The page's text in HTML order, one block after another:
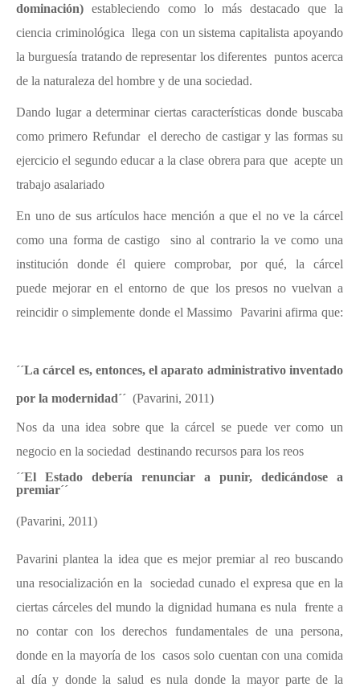
dominación) estableciendo como lo más destacado que la
ciencia criminológica llega con un sistema capitalista apoyando
la burguesía tratando de representar los diferentes puntos acerca
de la naturaleza del hombre y de una sociedad.
Dando lugar a determinar ciertas características donde buscaba
como primero Refundar el derecho de castigar y las formas su
ejercicio el segundo educar a la clase obrera para que acepte un
trabajo asalariado
En uno de sus artículos hace mención a que el no ve la cárcel
como una forma de castigo sino al contrario la ve como una
institución donde él quiere comprobar, por qué, la cárcel
puede mejorar en el entorno de que los presos no vuelvan a
reincidir o simplemente donde el Massimo Pavarini afirma que:
´´La cárcel es, entonces, el aparato administrativo inventado
por la modernidad´´ (Pavarini, 2011)
Nos da una idea sobre que la cárcel se puede ver como un
negocio en la sociedad destinando recursos para los reos
´´El Estado debería renunciar a punir, dedicándose a
premiar´´
(Pavarini, 2011)
Pavarini plantea la idea que es mejor premiar al reo buscando
una resocialización en la sociedad cunado el expresa que en la
ciertas cárceles del mundo la dignidad humana es nula frente a
no contar con los derechos fundamentales de una persona,
donde en la mayoría de los casos solo cuentan con una comida
al día y donde la salud es nula donde la mayor parte de la